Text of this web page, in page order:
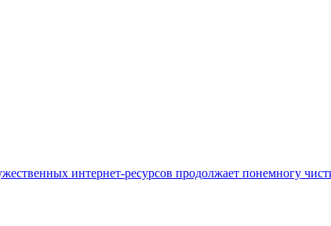
интернет-ресурсов продолжает понемногу